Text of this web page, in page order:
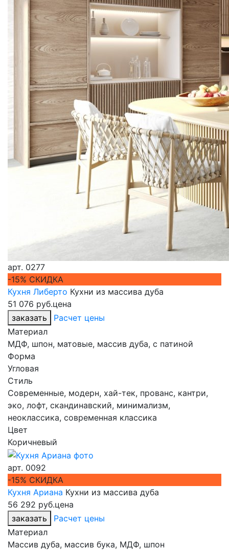
арт. 0277
-15% СКИДКА
Кухня Либерто Кухни из массива дуба
51 076 руб.цена
заказать
Расчет цены
Материал
МДФ, шпон, матовые, массив дуба, с патиной
Форма
Угловая
Стиль
Современные, модерн, хай-тек, прованс, кантри,
эко, лофт, скандинавский, минимализм,
неоклассика, современная классика
Цвет
Коричневый
арт. 0092
-15% СКИДКА
Кухня Ариана Кухни из массива дуба
56 292 руб.цена
заказать
Расчет цены
Материал
Массив дуба, массив бука, МДФ, шпон